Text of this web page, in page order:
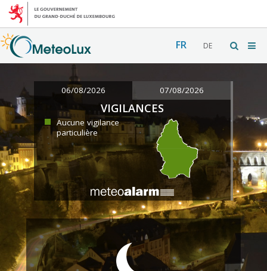
FR DE
06/08/2026 07/08/2026
VIGILANCES
Aucune vigilance
particulière